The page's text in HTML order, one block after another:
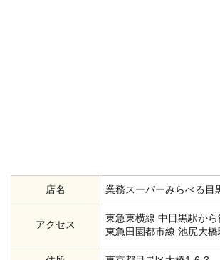
店名 業務スーパーみらべる目
アクセス
東急東横線 中目黒駅か
東急田園都市線 池尻大